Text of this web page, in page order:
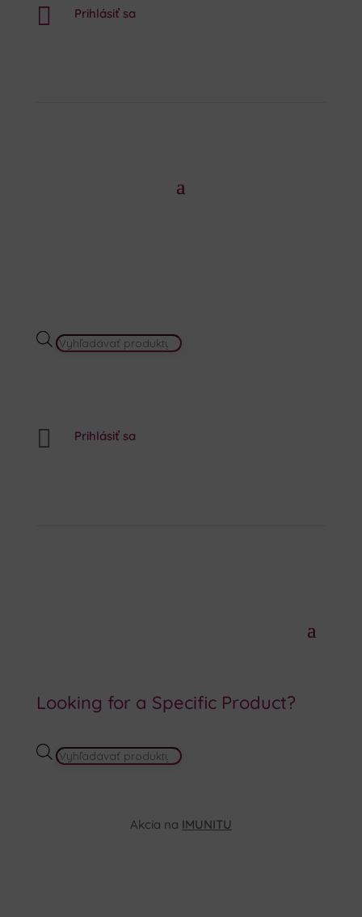
 Prihlásiť sa
PRODUCTS
 Prihlásiť sa
Looking for a Specific Product?
PRODUCTS
Akcia na IMUNITU